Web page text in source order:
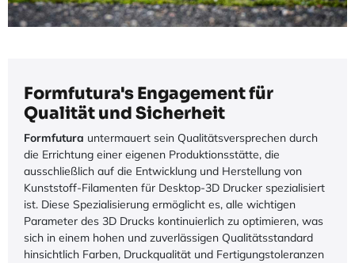
Formfutura's Engagement für
Qualität und Sicherheit
Formfutura untermauert sein Qualitätsversprechen durch
die Errichtung einer eigenen Produktionsstätte, die
ausschließlich auf die Entwicklung und Herstellung von
Kunststoff-Filamenten für Desktop-3D Drucker spezialisiert
ist. Diese Spezialisierung ermöglicht es, alle wichtigen
Parameter des 3D Drucks kontinuierlich zu optimieren, was
sich in einem hohen und zuverlässigen Qualitätsstandard
hinsichtlich Farben, Druckqualität und Fertigungstoleranzen